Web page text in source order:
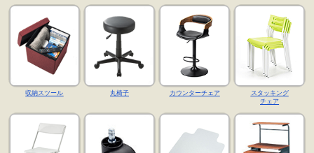
収納スツール 丸椅子 カウンターチェア
スタッキング
チェア